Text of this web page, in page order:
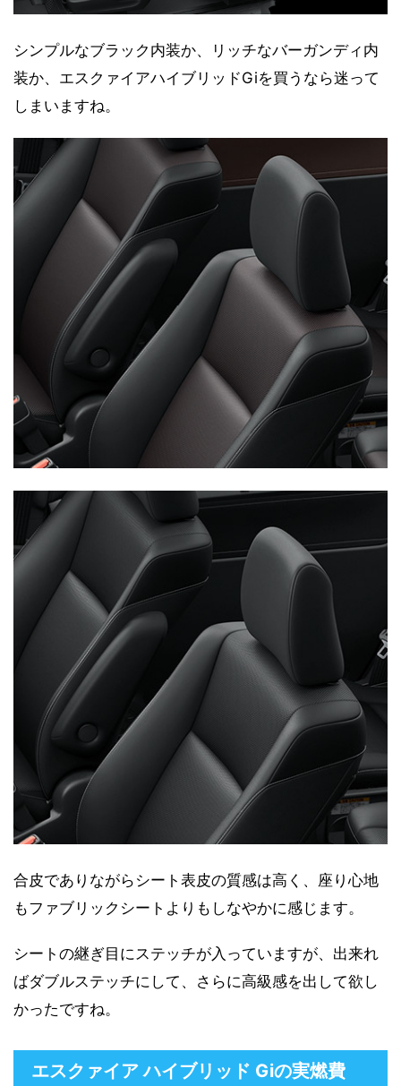
シンプルなブラック内装か、リッチなバーガンディ内
装か、エスクァイアハイブリッドGiを買うなら迷って
しまいますね。
合皮でありながらシート表皮の質感は高く、座り心地
もファブリックシートよりもしなやかに感じます。
シートの継ぎ目にステッチが入っていますが、出来れ
ばダブルステッチにして、さらに高級感を出して欲し
かったですね。
エスクァイア ハイブリッド Giの実燃費